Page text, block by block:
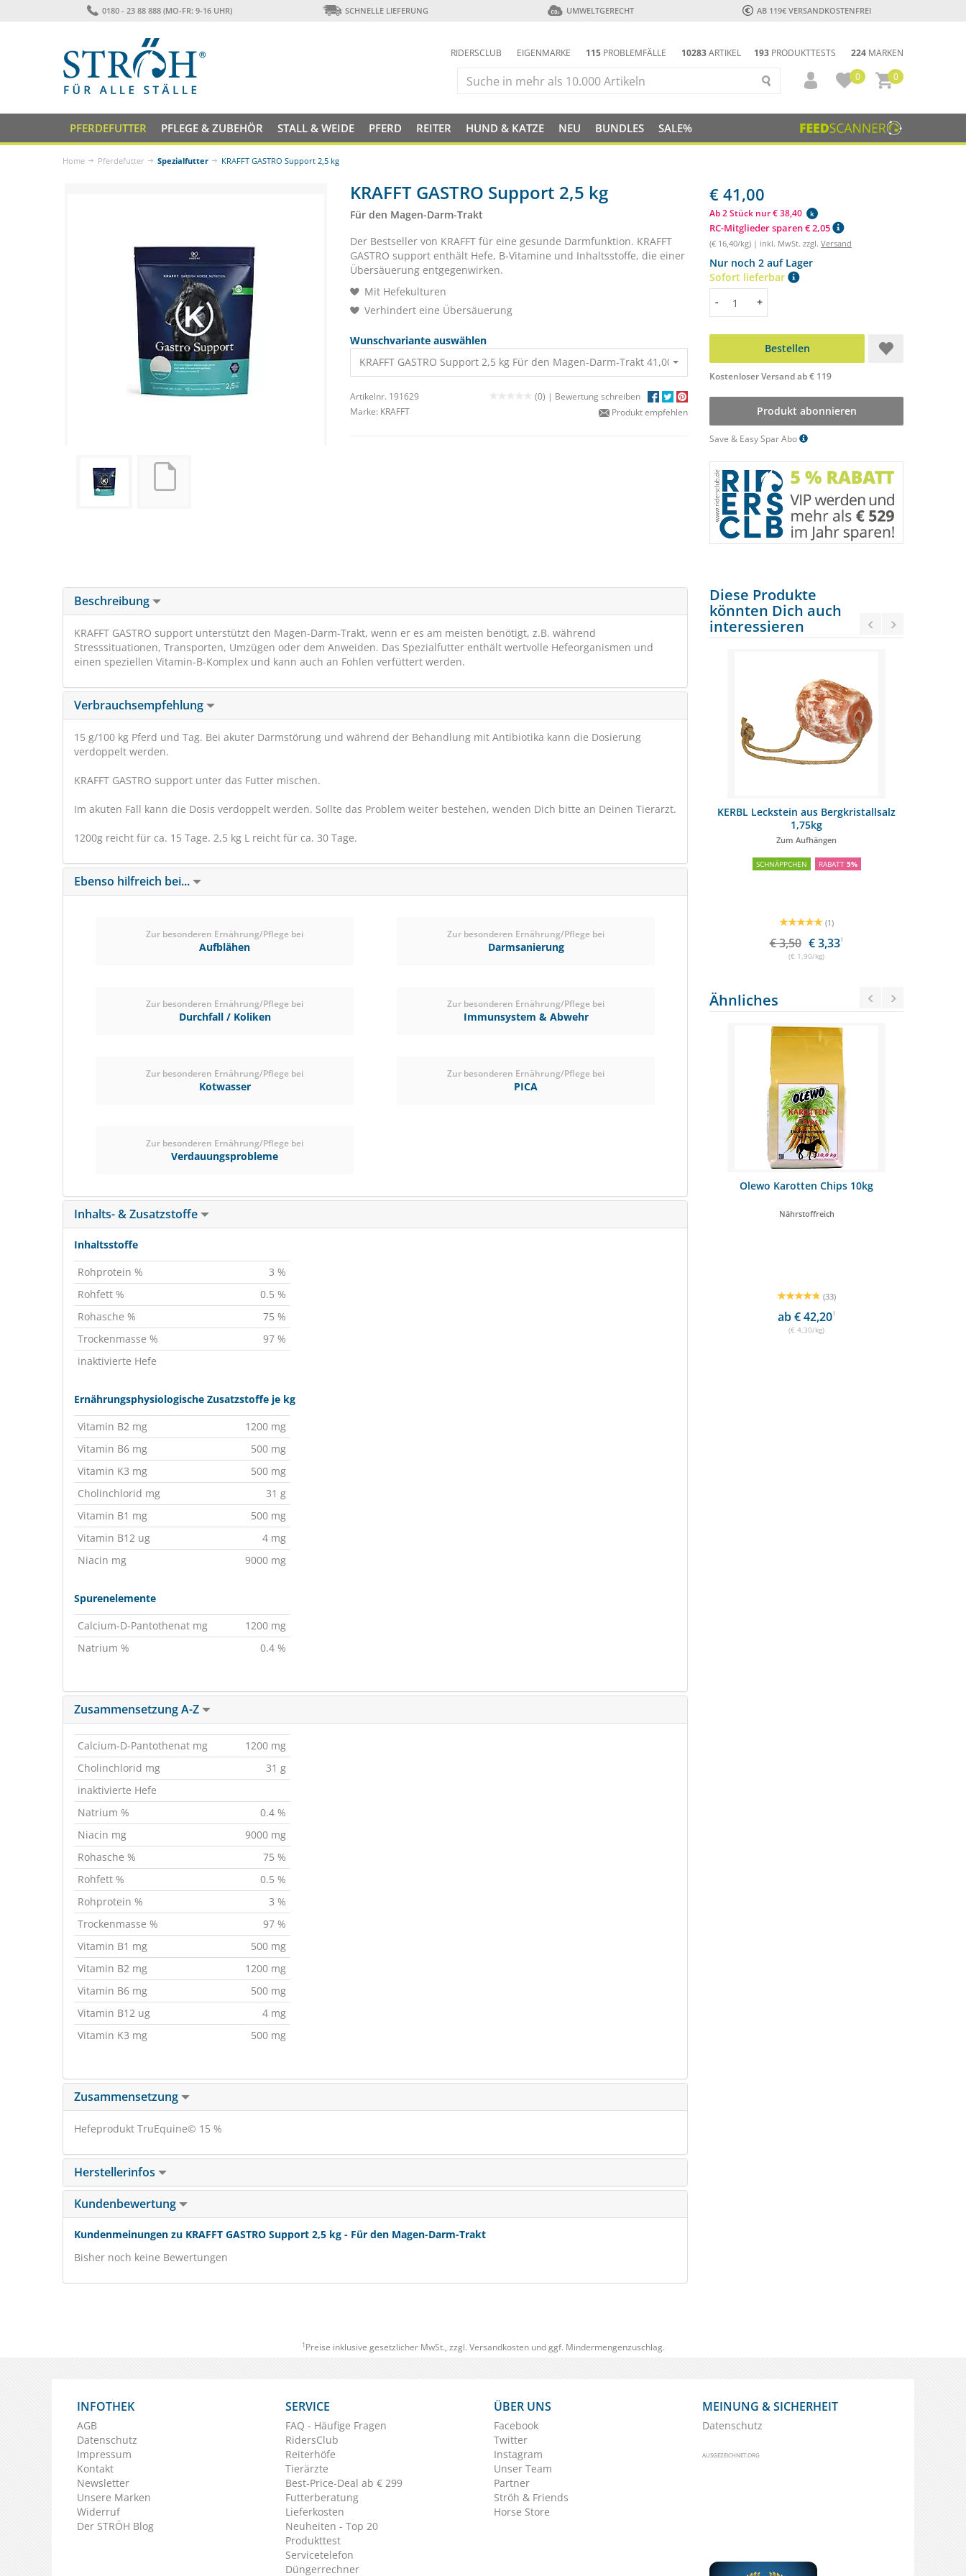
0180 - 23 88 888 (MO-FR: 9-16 UHR) SCHNELLE LIEFERUNG UMWELTGERECHT AB 119€ VERSANDKOSTENFREI
193 PRODUKTTESTS 224 MARKEN
RIDERSCLUB EIGENMARKE 115 PROBLEMFÄLLE 10283ARTIKEL
0
0
PFERDEFUTTER PFLEGE & ZUBEHÖR STALL & WEIDE PFERD REITER HUND & KATZE NEU BUNDLES SALE%
Home Pferdefutter Spezialfutter KRAFFT GASTRO Support 2,5 kg
KRAFFT GASTRO Support 2,5 kg
Für den Magen-Darm-Trakt
Der Bestseller von KRAFFT für eine gesunde Darmfunktion. KRAFFT
GASTRO support enthält Hefe, B-Vitamine und Inhaltsstoffe, die einer
Übersäuerung entgegenwirken.
Mit Hefekulturen
Verhindert eine Übersäuerung
Wunschvariante auswählen
KRAFFT GASTRO Support 2,5 kg Für den Magen-Darm-Trakt 41,00 €
Artikelnr. 191629 (0) | Bewertung schreiben
Marke: KRAFFT Produkt empfehlen
€ 41,00
Ab 2 Stück nur € 38,40 k
RC-Mitglieder sparen € 2,05
(€ 16,40/kg) | inkl. MwSt. zzgl. Versand
Nur noch 2 auf Lager
Sofort lieferbar
Menge
- +
Bestellen
Kostenloser Versand ab € 119
Produkt abonnieren
Save & Easy Spar Abo
Beschreibung
KRAFFT GASTRO support unterstützt den Magen-Darm-Trakt, wenn er es am meisten benötigt, z.B. während
Stresssituationen, Transporten, Umzügen oder dem Anweiden. Das Spezialfutter enthält wertvolle Hefeorganismen und
einen speziellen Vitamin-B-Komplex und kann auch an Fohlen verfüttert werden.
Verbrauchsempfehlung
15 g/100 kg Pferd und Tag. Bei akuter Darmstörung und während der Behandlung mit Antibiotika kann die Dosierung
verdoppelt werden.
KRAFFT GASTRO support unter das Futter mischen.
Im akuten Fall kann die Dosis verdoppelt werden. Sollte das Problem weiter bestehen, wenden Dich bitte an Deinen Tierarzt.
1200g reicht für ca. 15 Tage. 2,5 kg L reicht für ca. 30 Tage.
Ebenso hilfreich bei...
Zur besonderen Ernährung/Pflege bei
Aufblähen
Zur besonderen Ernährung/Pflege bei
Darmsanierung
Zur besonderen Ernährung/Pflege bei
Durchfall / Koliken
Zur besonderen Ernährung/Pflege bei
Immunsystem & Abwehr
Zur besonderen Ernährung/Pflege bei
Kotwasser
Zur besonderen Ernährung/Pflege bei
PICA
Zur besonderen Ernährung/Pflege bei
Verdauungsprobleme
Inhalts- & Zusatzstoffe
Inhaltsstoffe
Rohprotein %
3 %
Rohfett %
0.5 %
Rohasche %
75 %
Trockenmasse %
97 %
inaktivierte Hefe
Ernährungsphysiologische Zusatzstoffe je kg
Vitamin B2 mg
1200 mg
Vitamin B6 mg
500 mg
Vitamin K3 mg
500 mg
Cholinchlorid mg
31 g
Vitamin B1 mg
500 mg
Vitamin B12 ug
4 mg
Niacin mg
9000 mg
Spurenelemente
Calcium-D-Pantothenat mg
1200 mg
Natrium %
0.4 %
Zusammensetzung A-Z
Calcium-D-Pantothenat mg
1200 mg
Cholinchlorid mg
31 g
inaktivierte Hefe
Natrium %
0.4 %
Niacin mg
9000 mg
Rohasche %
75 %
Rohfett %
0.5 %
Rohprotein %
3 %
Trockenmasse %
97 %
Vitamin B1 mg
500 mg
Vitamin B2 mg
1200 mg
Vitamin B6 mg
500 mg
Vitamin B12 ug
4 mg
Vitamin K3 mg
500 mg
Zusammensetzung
Hefeprodukt TruEquine© 15 %
Herstellerinfos
Kundenbewertung
Kundenmeinungen zu KRAFFT GASTRO Support 2,5 kg - Für den Magen-Darm-Trakt
Bisher noch keine Bewertungen
Diese Produkte
könnten Dich auch
interessieren
DERBY Mash 20 kg
ab € 24,55
KERBL Leckstein aus Bergkristallsalz
1,75kg
Zum Aufhängen
SCHNÄPPCHEN RABATT 5%
(1)
€ 3,50 € 3,331
(€ 1,90/kg)
Ähnliches
10kg
Olewo Karotten Chips 10kg
Nährstoffreich
(33)
ab € 42,201
(€ 4,30/kg)
1 Preise inklusive gesetzlicher MwSt., zzgl. Versandkostenund ggf. Mindermengenzuschlag.
INFOTHEK
AGB
Datenschutz
Impressum
Kontakt
Newsletter
Unsere Marken
Widerruf
Der STRÖH Blog
SERVICE
FAQ - Häufige Fragen
RidersClub
Reiterhöfe
Tierärzte
Best-Price-Deal ab € 299
Futterberatung
Lieferkosten
Neuheiten - Top 20
Produkttest
Servicetelefon
Düngerrechner
ÜBER UNS
Facebook
Twitter
Instagram
Unser Team
Partner
Ströh & Friends
Horse Store
MEINUNG & SICHERHEIT
Datenschutz
AUSGEZEICHNET.ORG